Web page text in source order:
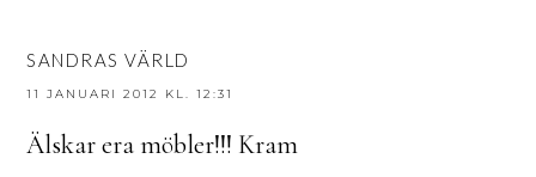
SANDRAS VÄRLD
11 JANUARI 2012 KL. 12:31
Älskar era möbler!!! Kram